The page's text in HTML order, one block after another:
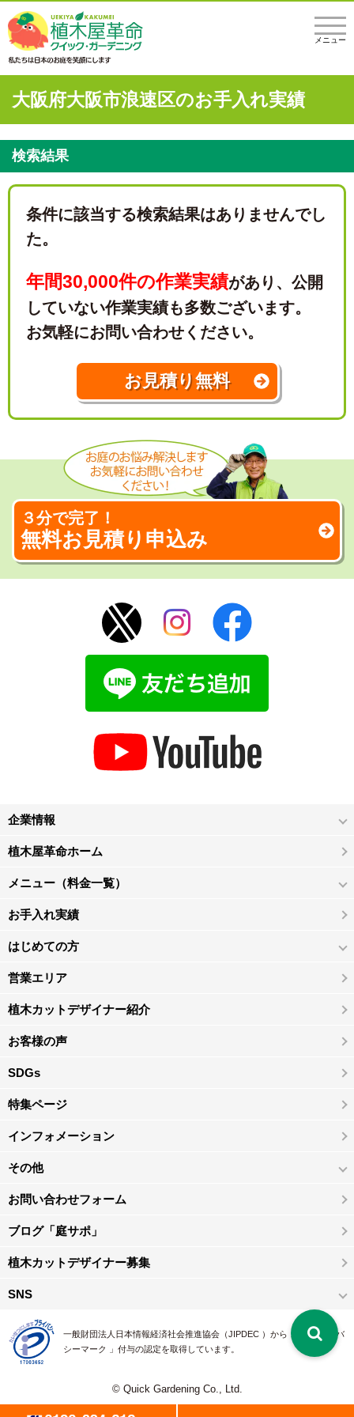
メニュー
大阪府大阪市浪速区のお手入れ実績
検索結果
条件に該当する検索結果はありませんでし
た。
年間30,000件の作業実績があり、 公開
していない作業実績も多数ございます。
お気軽にお問い合わせください。
お見積り無料
３分で完了！
無料お見積り申込み
企業情報
植木屋革命ホーム
メニュー（料金一覧）
お手入れ実績
はじめての方
営業エリア
植木カットデザイナー紹介
お客様の声
SDGs
特集ページ
インフォメーション
その他
お問い合わせフォーム
ブログ「庭サポ」
植木カットデザイナー募集
SNS
一般財団法人日本情報経済社会推進協会（JIPDEC ）から 、「 プライバ
シーマーク 」付与の認定を取得しています。
© Quick Gardening Co., Ltd.